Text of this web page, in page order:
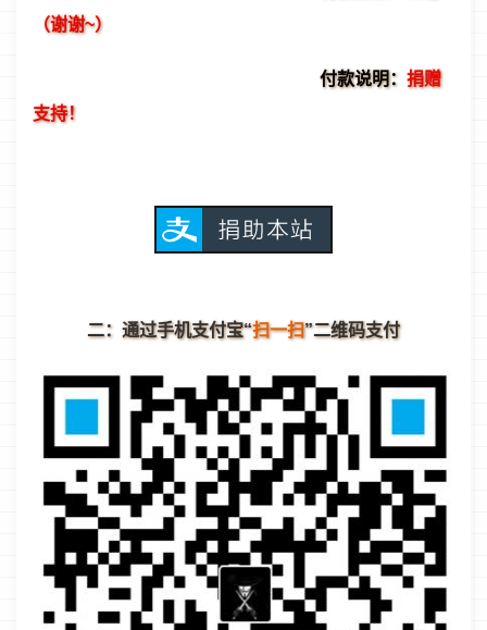
（谢谢~）
付款说明： 捐赠
支持！
二：通过手机支付宝“扫一扫”二维码支付